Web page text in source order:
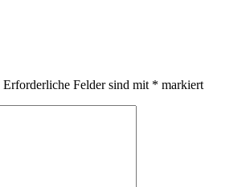
Erforderliche Felder sind mit * markiert